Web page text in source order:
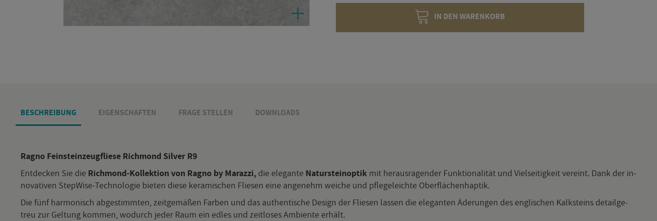
IN DEN WARENKORB
BE­SCHREI­BUNG EI­GEN­SCHAF­TEN FRAGE STEL­LEN DOWN­LOADS
Ragno Fein­stein­zeug­flie­se Richmond Sil­ver R9
Ent­de­cken Sie die Richmond-Kol­lek­ti­on von Ragno by Ma­raz­zi, die ele­gan­te Na­tur­stein­op­tik mit her­aus­ra­gen­der Funk­tio­na­li­tät und Viel­sei­tig­keit ver­eint. Dank der in­
no­va­ti­ven Step­Wi­se-Tech­no­lo­gie bie­ten diese ke­ra­mi­schen Flie­sen eine an­ge­nehm wei­che und pfle­ge­leich­te Ober­flä­chen­hap­tik.
Die fünf har­mo­nisch ab­ge­stimm­ten, zeit­ge­mä­ßen Far­ben und das au­then­ti­sche De­sign der Flie­sen las­sen die ele­gan­ten Äde­run­gen des eng­li­schen Kalk­steins de­tail­ge­
treu zur Gel­tung kom­men, wo­durch jeder Raum ein edles und zeit­lo­ses Am­bi­en­te er­hält.